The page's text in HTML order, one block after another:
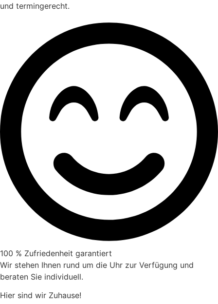
und termingerecht.
100 % Zufriedenheit garantiert
Wir stehen Ihnen rund um die Uhr zur Verfügung und
beraten Sie individuell.
Hier sind wir Zuhause!